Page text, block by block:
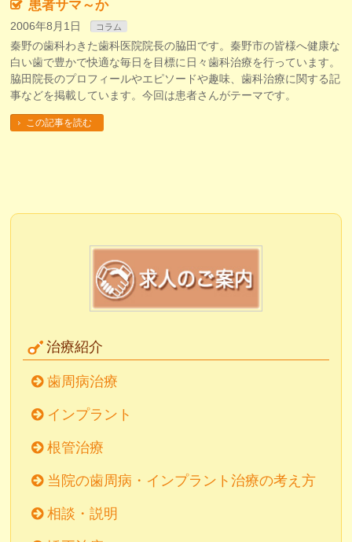
患者サマ～か
2006年8月1日 コラム
秦野の歯科わきた歯科医院院長の脇田です。秦野市の皆様へ健康な
白い歯で豊かで快適な毎日を目標に日々歯科治療を行っています。
脇田院長のプロフィールやエピソードや趣味、歯科治療に関する記
事などを掲載しています。今回は患者さんがテーマです。
この記事を読む
治療紹介
歯周病治療
インプラント
根管治療
当院の歯周病・インプラント治療の考え方
相談・説明